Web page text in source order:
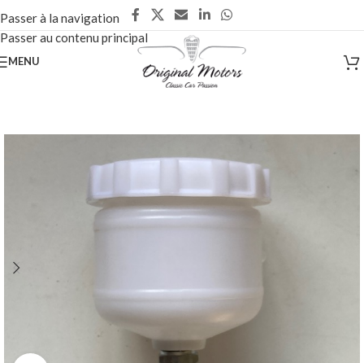
Passer à la navigation
Passer au contenu principal
MENU